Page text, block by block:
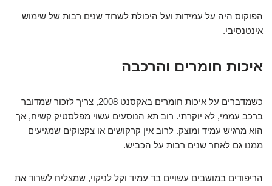
הפוקוס היה על עמידות ועל היכולת לשרוד שנים רבות של שימוש
אינטנסיבי.
איכות חומרים והרכבה
כשמדברים על איכות חומרים באקסנט 2008, צריך לזכור שמדובר
ברכב עממי, לא יוקרתי. רוב תא הנוסעים עשוי מפלסטיק קשיח, אך
הוא מרגיש עמיד ומוצק. לרוב אין קרקושים או צקצוקים שמגיעים
ממנו גם לאחר שנים רבות על הכביש.
הריפודים במושבים עשויים בד עמיד וקל לניקוי, שמצליח לשרוד את